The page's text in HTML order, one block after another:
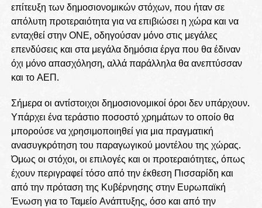
επίτευξη των δημοσιονομικών στόχων, που ήταν σε
απόλυτη προτεραιότητα για να επιβιώσει η χώρα και να
ενταχθεί στην ΟΝΕ, οδηγούσαν μόνο στις μεγάλες
επενδύσεις και στα μεγάλα δημόσια έργα που θα έδιναν
όχι μόνο απασχόληση, αλλά παράλληλα θα ανεπτύσσαν
και το ΑΕΠ.
Σήμερα οι αντίστοιχοι δημοσιονομικοί όροι δεν υπάρχουν.
Υπάρχει ένα τεράστιο ποσοστό χρημάτων το οποίο θα
μπορούσε να χρησιμοποιηθεί για μια πραγματική
ανασυγκρότηση του παραγωγικού μοντέλου της χώρας.
Όμως οι στόχοι, οι επιλογές και οι προτεραιότητες, όπως
έχουν περιγραφεί τόσο από την έκθεση Πισσαρίδη και
από την πρόταση της Κυβέρνησης στην Ευρωπαϊκή
Ένωση για το Ταμείο Ανάπτυξης, όσο και από την